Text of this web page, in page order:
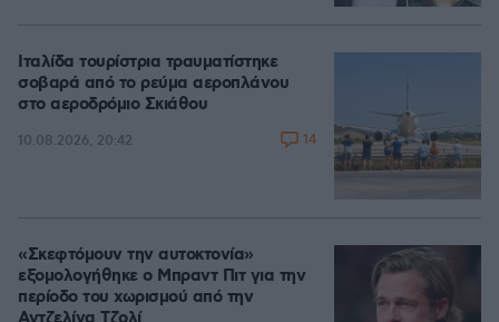
Ιταλίδα τουρίστρια τραυματίστηκε
σοβαρά από το ρεύμα αεροπλάνου
στο αεροδρόμιο Σκιάθου
10.08.2026, 20:42 14
«Σκεφτόμουν την αυτοκτονία»
εξομολογήθηκε ο Μπραντ Πιτ για την
περίοδο του χωρισμού από την